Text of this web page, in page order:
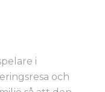
i
och